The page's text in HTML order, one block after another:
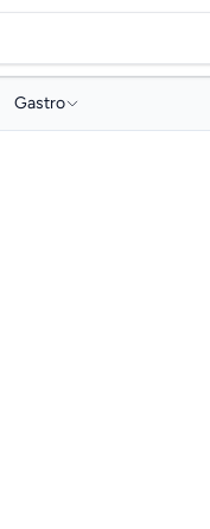
Gastro